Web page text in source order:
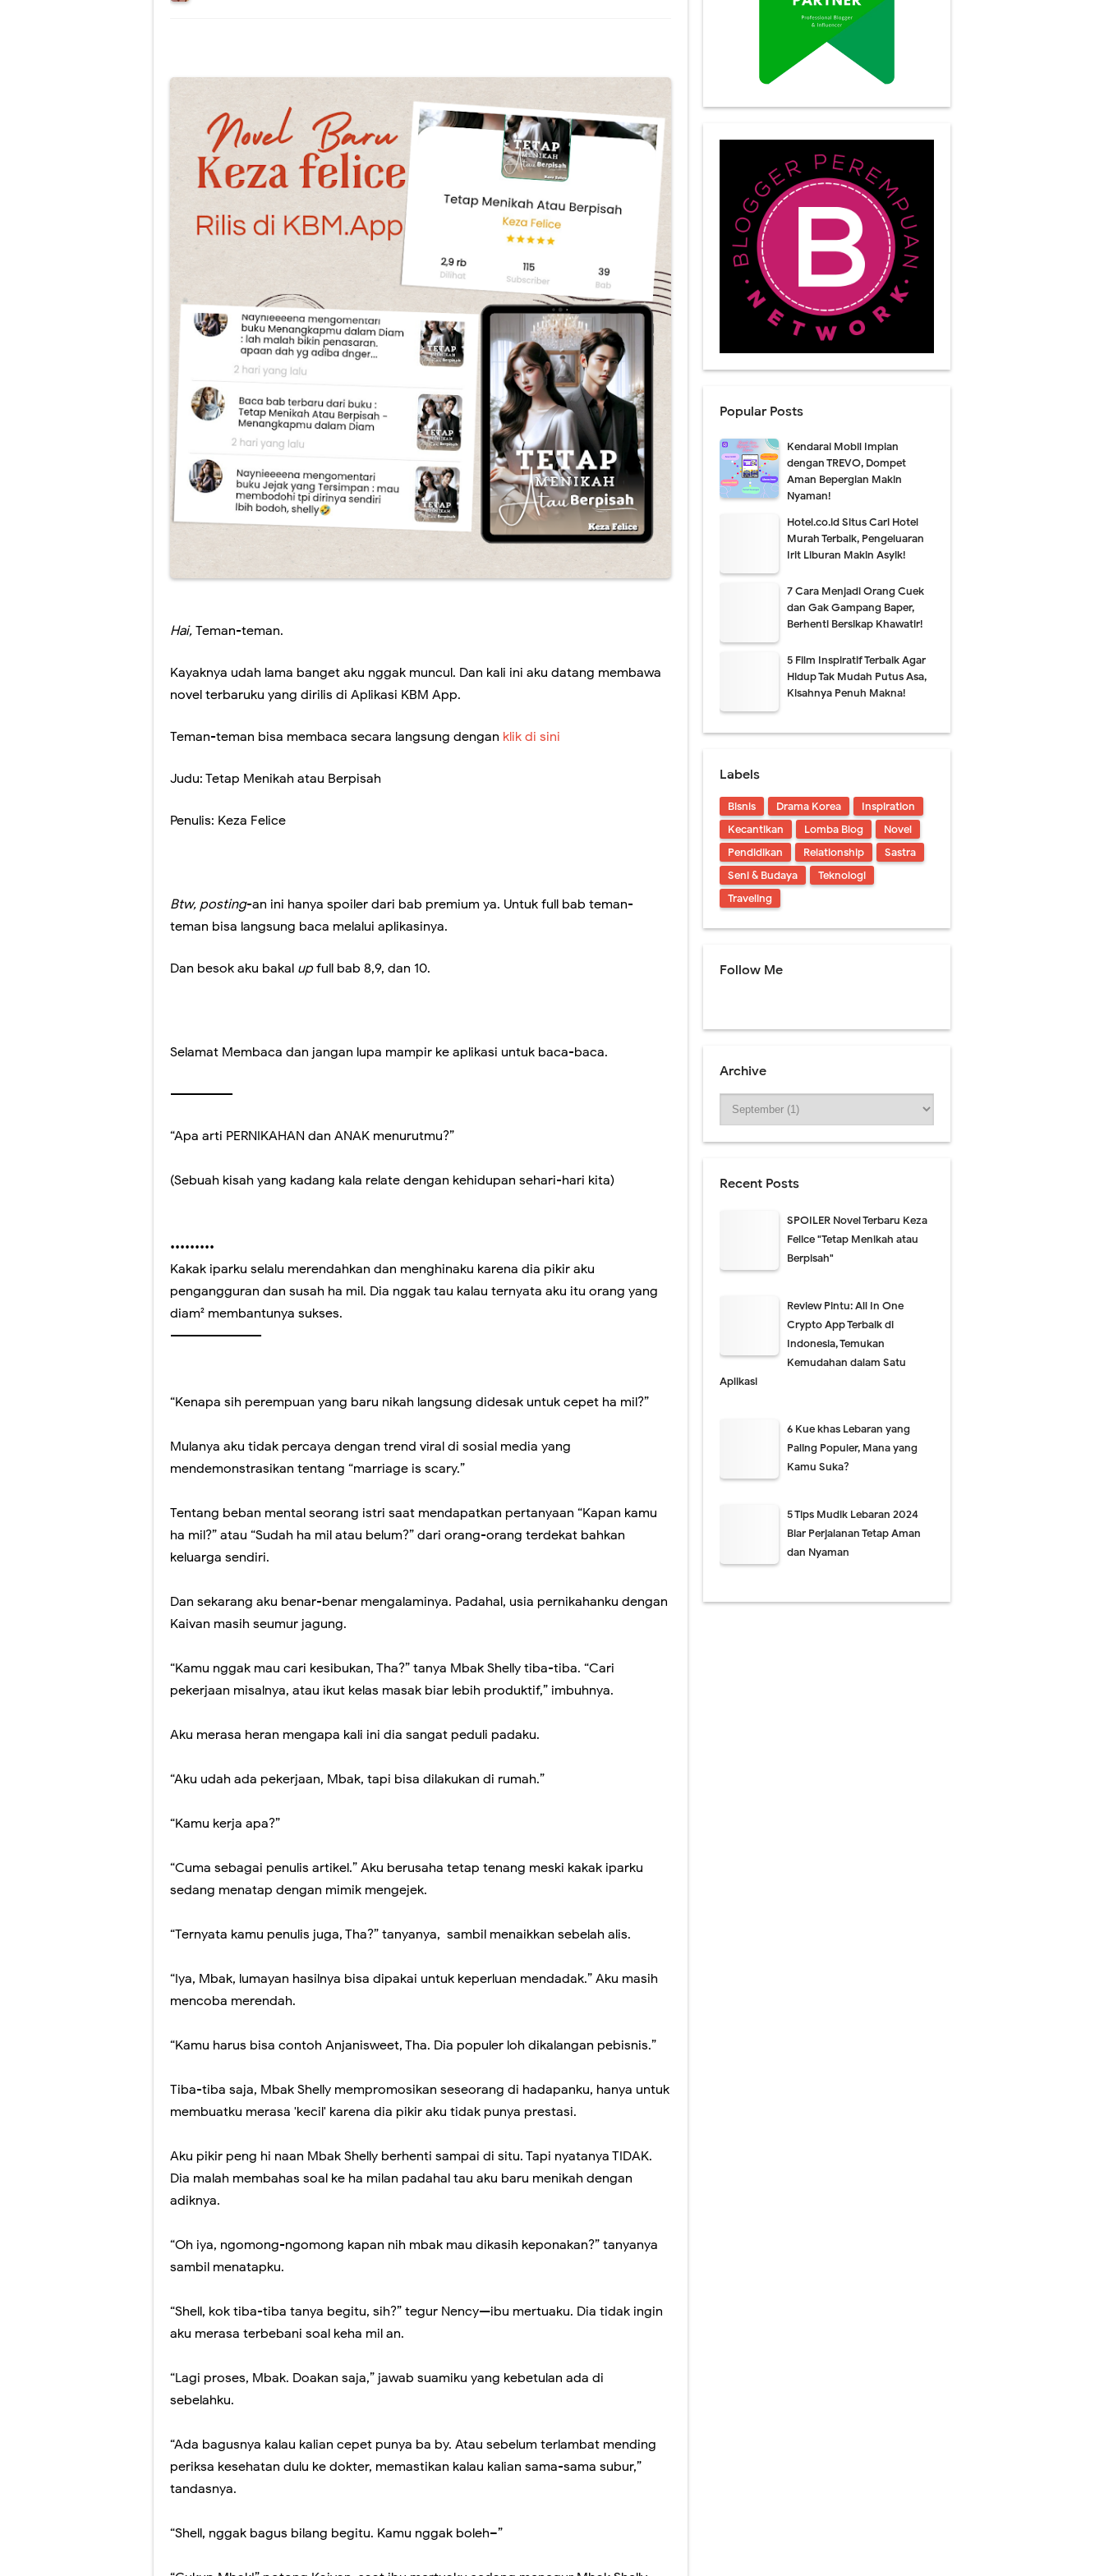
6 Jenis Takjil Ramadan yang Bikin Momen Berbuka Puasa Makin Ceria
Susu Kambing Etawa Terbaik Tahun 2024, Rasa Nikmat Banyak Manfaat!
7 Jajanan Khas Ramadan yang Selalu Diburu, Mana Favoritmu?
5 Menu Sahur Praktis dan Tetap Mengeyangkan, Jadikan Puasa Tetap Bertenaga!
Rekomendasi 4 Susu Penggemuk Terbaik ,Terbukti Naikkan Berat Badan Sejak 1 Minggu Pertama
6 Cara Menjaga Kesehatan Tubuh saat Ramadan, Puasa jadi Lancar!
6 Tips Berpuasa di Bulan Ramadan Agar Tetap Produktif, Tertarik Mencoba?
4 Top Brand Body Care Perawatan Tubuh yang Bikin Kulit Putih, Sehat, Cerah, dan Terawat
Selamat Datang 2024 Semoga Bisa Produktif
5 Cara Menghadapi Komentar Negatif, Jangan Sampai Mengganggu Hidupmu!
Layanan dan Digitalisasi BRI Mudahkan Masyarakat dalam Bertransaksi
Monitoring Paket Lewat Cekresi, Belanja dari Rumah Jadi Makin Happy!
Berkat Lister Belajar Bahasa Asing Semakin Mudah, Kemampuan Diri Pasti Bertambah!
SPOILER Novel Terbaru Keza Felice "Tetap Menikah atau Berpisah"
Hai, Teman-teman.
Kayaknya udah lama banget aku nggak muncul. Dan kali ini aku datang membawa
novel terbaruku yang dirilis di Aplikasi KBM App.
Teman-teman bisa membaca secara langsung dengan klik di sini
Judu: Tetap Menikah atau Berpisah
Penulis: Keza Felice
Btw, posting-an ini hanya spoiler dari bab premium ya. Untuk full bab teman-
teman bisa langsung baca melalui aplikasinya.
Dan besok aku bakal upfull bab 8,9, dan 10.
Selamat Membaca dan jangan lupa mampir ke aplikasi untuk baca-baca.
---------------
“Apa arti PERNIKAHAN dan ANAK menurutmu?”
(Sebuah kisah yang kadang kala relate dengan kehidupan sehari-hari kita)
•••••••••
Kakak iparku selalu merendahkan dan menghinaku karena dia pikir aku
pengangguran dan susah ha mil. Dia nggak tau kalau ternyata aku itu orang yang
diam² membantunya sukses.
----------------------
“Kenapa sih perempuan yang baru nikah langsung didesak untuk cepet ha mil?”
Mulanya aku tidak percaya dengan trend viral di sosial media yang
mendemonstrasikan tentang “marriage is scary.”
Tentang beban mental seorang istri saat mendapatkan pertanyaan “Kapan kamu
ha mil?” atau “Sudah ha mil atau belum?” dari orang-orang terdekat bahkan
keluarga sendiri.
Dan sekarang aku benar-benar mengalaminya. Padahal, usia pernikahanku dengan
Kaivan masih seumur jagung.
“Kamu nggak mau cari kesibukan, Tha?” tanya Mbak Shelly tiba-tiba. “Cari
pekerjaan misalnya, atau ikut kelas masak biar lebih produktif,” imbuhnya.
Aku merasa heran mengapa kali ini dia sangat peduli padaku.
“Aku udah ada pekerjaan, Mbak, tapi bisa dilakukan di rumah.”
“Kamu kerja apa?”
“Cuma sebagai penulis artikel.” Aku berusaha tetap tenang meski kakak iparku
sedang menatap dengan mimik mengejek.
“Ternyata kamu penulis juga, Tha?” tanyanya, sambil menaikkan sebelah alis.
“Iya, Mbak, lumayan hasilnya bisa dipakai untuk keperluan mendadak.” Aku masih
mencoba merendah.
“Kamu harus bisa contoh Anjanisweet, Tha. Dia populer loh dikalangan pebisnis.”
Tiba-tiba saja, Mbak Shelly mempromosikan seseorang di hadapanku, hanya untuk
membuatku merasa 'kecil' karena dia pikir aku tidak punya prestasi.
Aku pikir peng hi naan Mbak Shelly berhenti sampai di situ. Tapi nyatanya TIDAK.
Dia malah membahas soal ke ha milan padahal tau aku baru menikah dengan
adiknya.
“Oh iya, ngomong-ngomong kapan nih mbak mau dikasih keponakan?” tanyanya
sambil menatapku.
“Shell, kok tiba-tiba tanya begitu, sih?” tegur Nency—ibu mertuaku. Dia tidak ingin
aku merasa terbebani soal keha mil an.
“Lagi proses, Mbak. Doakan saja,” jawab suamiku yang kebetulan ada di
sebelahku.
“Ada bagusnya kalau kalian cepet punya ba by. Atau sebelum terlambat mending
periksa kesehatan dulu ke dokter, memastikan kalau kalian sama-sama subur,”
tandasnya.
“Shell, nggak bagus bilang begitu. Kamu nggak boleh–”
Popular Posts
Kendarai Mobil Impian
dengan TREVO, Dompet
Aman Bepergian Makin
Nyaman!
Hotel.co.id Situs Cari Hotel
Murah Terbaik, Pengeluaran
Irit Liburan Makin Asyik!
7 Cara Menjadi Orang Cuek
dan Gak Gampang Baper,
Berhenti Bersikap Khawatir!
5 Film Inspiratif Terbaik Agar
Hidup Tak Mudah Putus Asa,
Kisahnya Penuh Makna!
Labels
Bisnis Drama Korea
Inspiration
Kecantikan
Lomba Blog
Novel
Pendidikan
Relationship
Sastra
Seni & Budaya
Teknologi
Traveling
Follow Me
Archive
Recent Posts
SPOILER Novel Terbaru Keza
Felice "Tetap Menikah atau
Berpisah"
Review Pintu: All In One
Crypto App Terbaik di
Indonesia, Temukan
Kemudahan dalam Satu
Aplikasi
6 Kue khas Lebaran yang
Paling Populer, Mana yang
Kamu Suka?
5 Tips Mudik Lebaran 2024
Biar Perjalanan Tetap Aman
dan Nyaman